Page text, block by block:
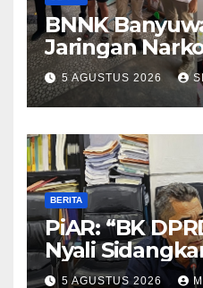
BNNK
Jaringan
Bali
5 AGUSTUS 2026
BERITA
PiAR: “BK
Nyali
Ketua DPRD”
5 AGUSTUS 2026